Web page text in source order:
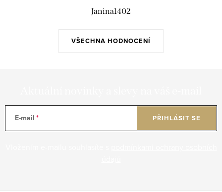
VŠECHNA HODNOCENÍ
Janina1402
E-mail PŘIHLÁSIT SE